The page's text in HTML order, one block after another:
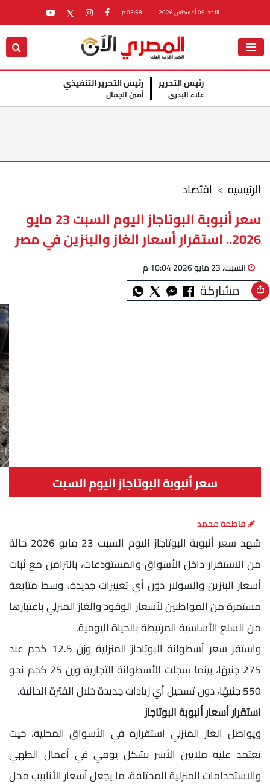
الأحد، 09 أغسطس 2026
رئيس التحرير
علاء البدري
رئيس التحرير التنفيذي
أمين الجمال
اقتصاد الرئيسيه
سعر أنبوبة البوتاجاز اليوم السبت 23 مايو
2026.. استقرار أسعار الغاز والبنزين في مصر
السبت، 23 مايو 2026 10:04 م
مشاركة
سعر أنبوبة البوتاجاز اليوم السبت
فاطمة محمد
شهد سعر أنبوبة البوتاجاز اليوم السبت 23 مايو 2026 حالة
من الاستقرار داخل الأسواق والمستودعات، بالتزامن مع ثبات
أسعار البنزين والسولار دون أي تغييرات جديدة، وسط متابعة
مستمرة من المواطنين لأسعار الوقود والغاز المنزلي باعتبارها
من السلع الأساسية المرتبطة بالحياة اليومية.
واستقر سعر أسطوانة البوتاجاز المنزلية وزن 12.5 كجم عند
275 جنيهًا، بينما سجلت الأسطوانة التجارية وزن 25 كجم نحو
550 جنيهًا، دون تسجيل أي زيادات جديدة خلال الفترة الحالية.
استقرار أسعار أنبوبة البوتاجاز
ويواصل الغاز المنزلي استقراره في الأسواق المحلية، حيث
تعتمد عليه ملايين الأسر بشكل يومي في أعمال الطهي
والاستخدامات المنزلية المختلفة، ما يجعل أسعار الأنابيب محل